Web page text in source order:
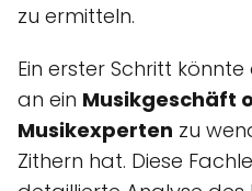
zu ermitteln.
Ein erster Schritt
an ein Musikgeschäft
Musikexperten zu
Zithern hat. Diese